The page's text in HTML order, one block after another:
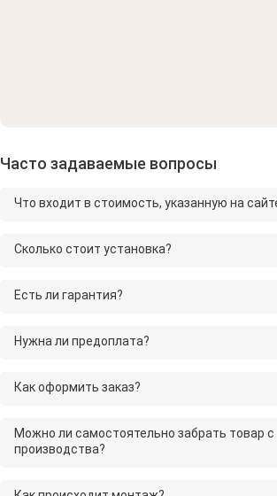
Часто задаваемые вопросы
Что входит в стоимость, указанную на
Сколько стоит установка?
Есть ли гарантия?
Нужна ли предоплата?
Как оформить заказ?
Можно ли самостоятельно забрать товар с
производства?